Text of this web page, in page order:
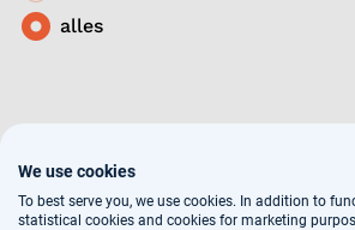
alles
We use cookies
To best serve you, we use cookies. In addition to
statistical cookies and cookies for marketing